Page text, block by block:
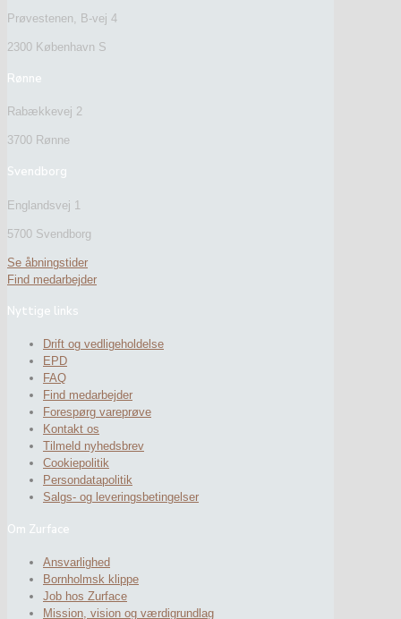
Prøvestenen, B-vej 4
2300 København S
Rønne
Rabækkevej 2
3700 Rønne
Svendborg
Englandsvej 1
5700 Svendborg
Se åbningstider
Find medarbejder
Nyttige links
Drift og vedligeholdelse
EPD
FAQ
Find medarbejder
Forespørg vareprøve
Kontakt os
Tilmeld nyhedsbrev
Cookiepolitik
Persondatapolitik
Salgs- og leveringsbetingelser
Om Zurface
Ansvarlighed
Bornholmsk klippe
Job hos Zurface
Mission, vision og værdigrundlag